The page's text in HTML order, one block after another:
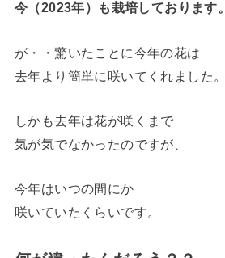
今（2023年）も栽培しております。
が・・驚いたことに今年の花は
去年より簡単に咲いてくれました。
しかも去年は花が咲くまで
気が気でなかったのですが、
今年はいつの間にか
咲いていたくらいです。